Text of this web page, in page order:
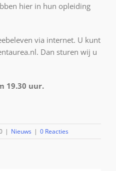
hier in hun opleiding
via internet. U kunt
Dan sturen wij u
19.30 uur.
| Nieuws | 0 Reacties